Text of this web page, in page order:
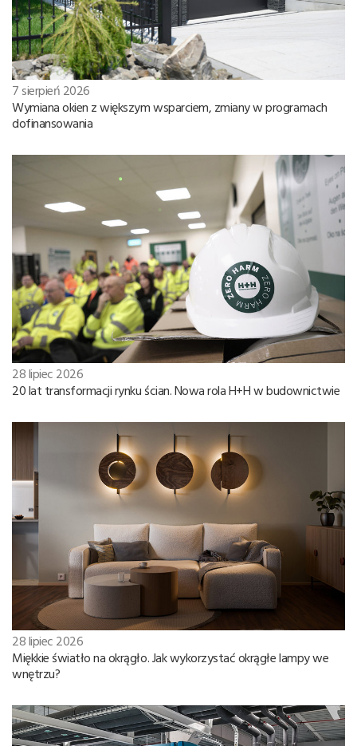
7 sierpień 2026
Wymiana okien z większym wsparciem, zmiany w programach
dofinansowania
28 lipiec 2026
20 lat transformacji rynku ścian. Nowa rola H+H w budownictwie
28 lipiec 2026
Miękkie światło na okrągło. Jak wykorzystać okrągłe lampy we
wnętrzu?